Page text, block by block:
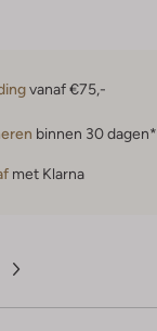
vanaf €75,-
binnen 30 dagen*
met Klarna